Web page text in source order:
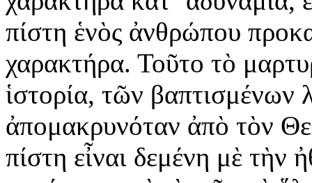
πίστη ἑνὸς ἀνθρώπου
χαρακτήρα. Τοῦτο τὸ
ἱστορία, τῶν
ἀπομακρυνόταν ἀπὸ τὸν
πίστη εἶναι δεμένη μὲ τὴν